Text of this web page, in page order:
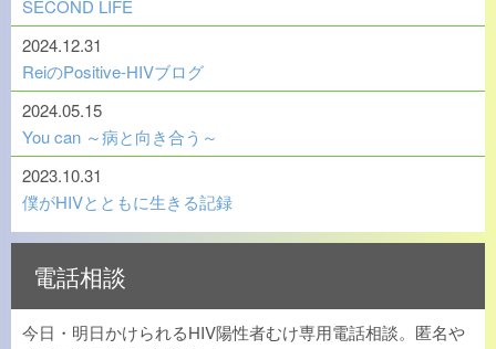
SECOND LIFE
2024.12.31
ReiのPositive-HIVブログ
2024.05.15
You can ～病と向き合う～
2023.10.31
僕がHIVとともに生きる記録
電話相談
今日・明日かけられるHIV陽性者むけ専用電話相談。匿名や